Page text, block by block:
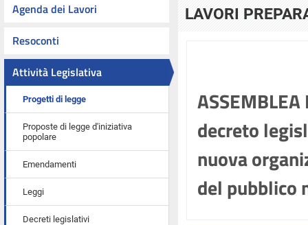
Agenda dei Lavori
Resoconti
Attività Legislativa
Progetti di legge
Proposte di legge d'iniziativa
popolare
Emendamenti
Leggi
Decreti legislativi
LAVORI
decreto
nuova
del pubblico